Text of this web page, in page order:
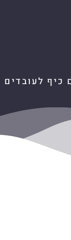
כיף לעובדים